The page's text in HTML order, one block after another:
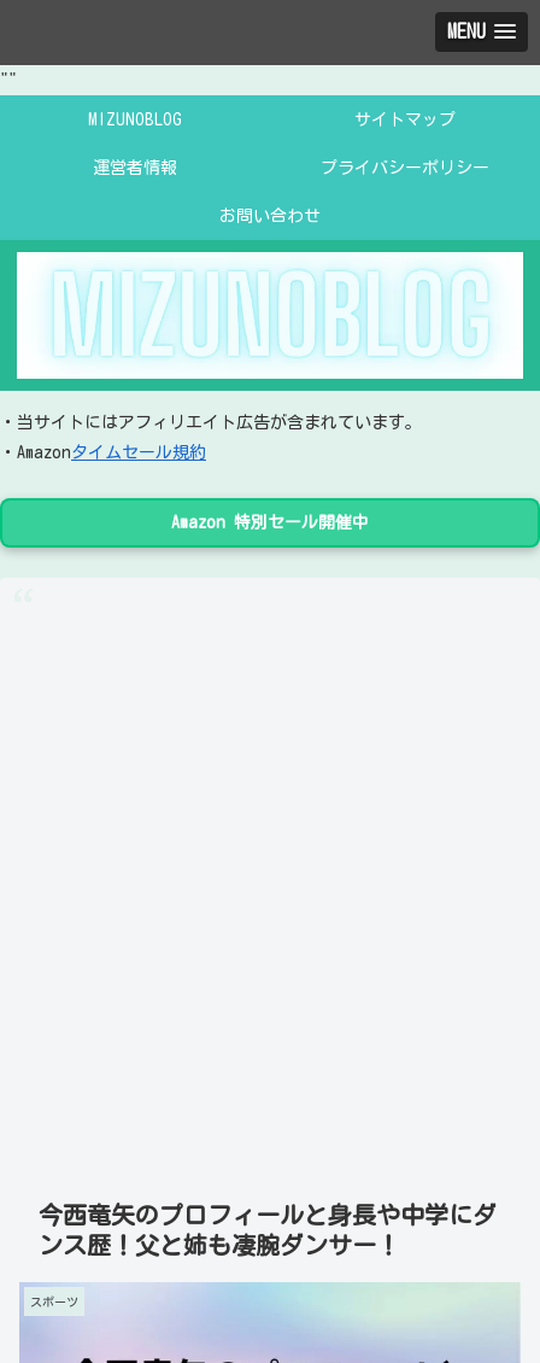
MENU
""
MIZUNOBLOG サイトマップ
運営者情報 プライバシーポリシー
お問い合わせ
・当サイトにはアフィリエイト広告が含まれています。
・Amazonタイムセール規約
Amazon 特別セール開催中
今西竜矢のプロフィールと身長や中学にダ
ンス歴！父と姉も凄腕ダンサー！
スポーツ